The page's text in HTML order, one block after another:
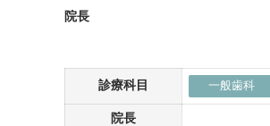
院長
診療科目 一般歯科
院長